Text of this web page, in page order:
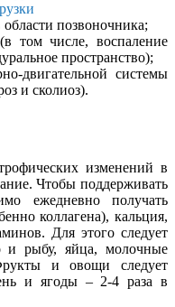
позвоночника;
том числе, воспаление
пространство);
двигательной системы
и сколиоз).
изменений в
Чтобы поддерживать
ежедневно получать
коллагена), кальция,
Для этого следует
и рыбу, яйца, молочные
и овощи следует
и ягоды – 2-4 раза в